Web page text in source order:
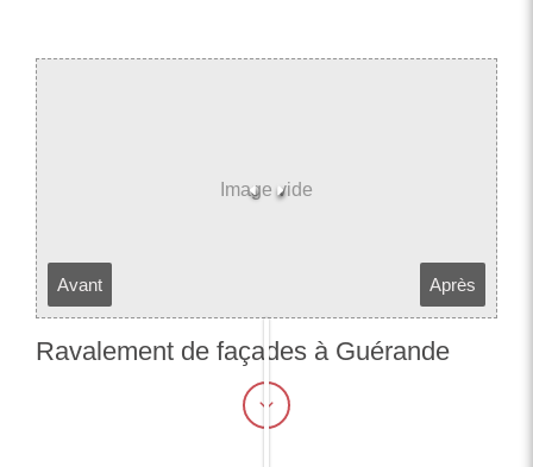
Avant Après
Ravalement de façades à Guérande